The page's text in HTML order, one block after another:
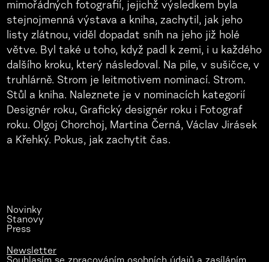
mimořádných fotografií, jejichž výsledkem byla
stejnojmenná výstava a kniha, zachytil, jak jeho
listy zlátnou, viděl dopadat sníh na jeho již holé
větve. Byl také u toho, když padl k zemi, i u každého
dalšího kroku, který následoval. Na pile, v sušičce, v
truhlárně. Strom je leitmotivem nominací. Strom.
Stůl a kniha. Naleznete je v nominacích kategorií
Designér roku, Grafický designér roku i Fotograf
roku. Olgoj Chorchoj, Martina Černá, Václav Jirásek
a Křehký. Pokus, jak zachytit čas.
Novinky
Stanovy
Press
Newsletter